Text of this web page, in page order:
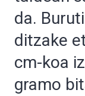
da.
ditzake
cm-koa
gramo